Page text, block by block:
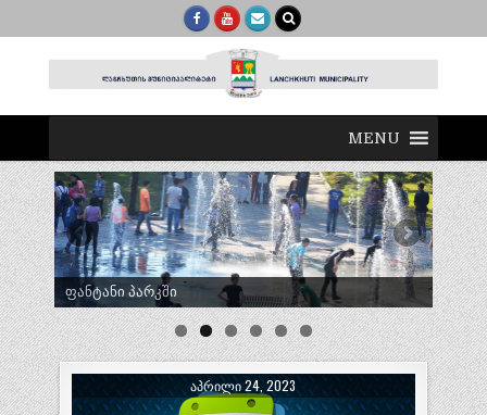
MENU
ტრადიციული ლელობურთი შუხუთში
ᲐᲞᲠᲘᲚᲘ 24, 2023